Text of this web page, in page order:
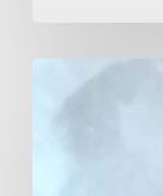
hamburger